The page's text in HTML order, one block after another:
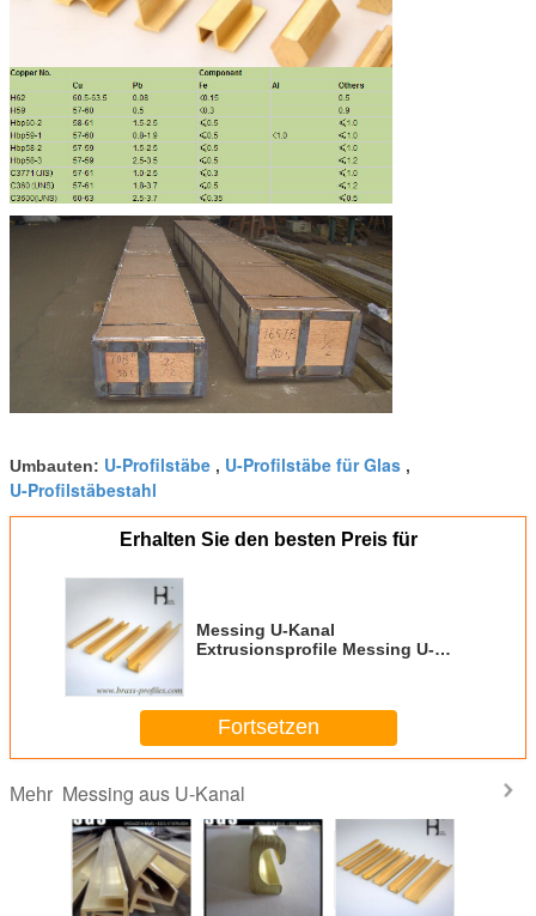
Umbauten: U-Profilstäbe , U-Profilstäbe für Glas ,
U-Profilstäbestahl
Erhalten Sie den besten Preis für
Messing U-Kanal
Extrusionsprofile Messing U-
Fortsetzen
Mehr Messing aus U-Kanal